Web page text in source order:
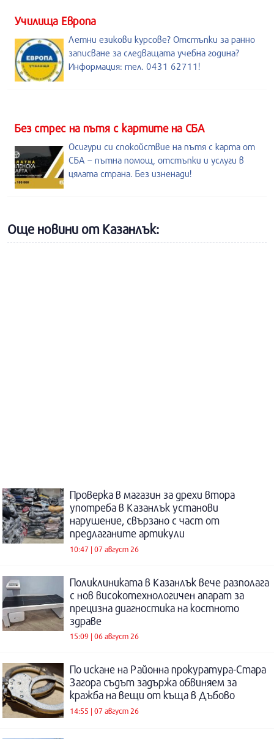
Училища Европа
Летни езикови курсове? Отстъпки за ранно
записване за следващата учебна година?
Информация: тел. 0431 62711!
Без стрес на пътя с картите на СБА
Осигури си спокойствие на пътя с карта от
СБА – пътна помощ, отстъпки и услуги в
цялата страна. Без изненади!
Още новини от Казанлък:
Проверка в магазин за дрехи втора
употреба в Казанлък установи
нарушение, свързано с част от
предлаганите артикули
10:47 | 07 август 26
Поликлиниката в Казанлък вече разполага
с нов високотехнологичен апарат за
прецизна диагностика на костното
здраве
15:09 | 06 август 26
По искане на Районна прокуратура-Стара
Загора съдът задържа обвиняем за
кражба на вещи от къща в Дъбово
14:55 | 07 август 26